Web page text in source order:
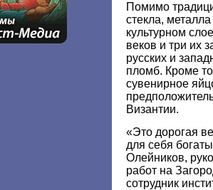
Помимо
стекла,
культурном
веков и три их
русских и
пломб. Кроме
сувенирное
Византии.
«Это дорогая
для себя
Олейников,
работ на
сотрудник